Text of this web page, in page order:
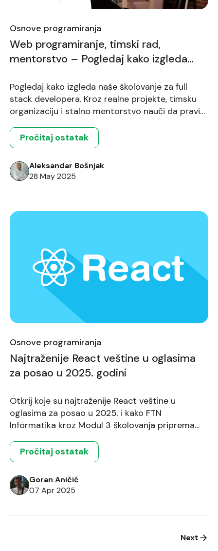
Osnove programiranja
Web programiranje, timski rad,
mentorstvo – Pogledaj kako izgleda
[video]
Pogledaj kako izgleda naše školovanje za full
stack developera. Kroz realne projekte, timsku
organizaciju i stalno mentorstvo nauči da praviš
online školovanje FTN Informatike i postani
sertifikovani full stack programer. Nauči da
koristiš tehnologije poput C#, JavaScript, React,
ASP.NET i baze podataka. Pravi aplikacije u timu,
prateći industrijski […]
Pročitaj ostatak
Aleksandar Bošnjak
28 May 2025
Osnove programiranja
Najtraženije React veštine u oglasima
za posao u 2025. godini
Otkrij koje su najtraženije React veštine u
oglasima za posao u 2025. i kako FTN
Informatika kroz Modul 3 školovanja priprema
Pročitaj ostatak
Goran Aničić
07 Apr 2025
Next